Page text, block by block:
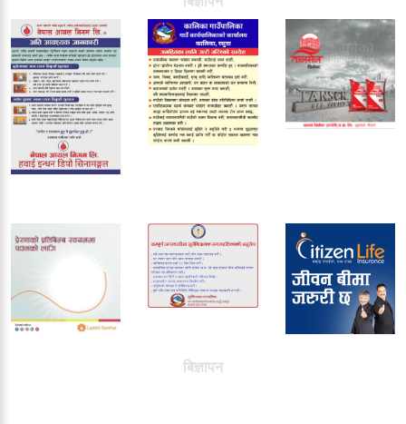
बिज्ञापन